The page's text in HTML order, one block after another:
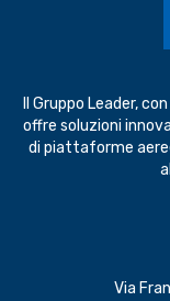
Il Gruppo Leader,
offre soluzioni
di piattaforme
Via